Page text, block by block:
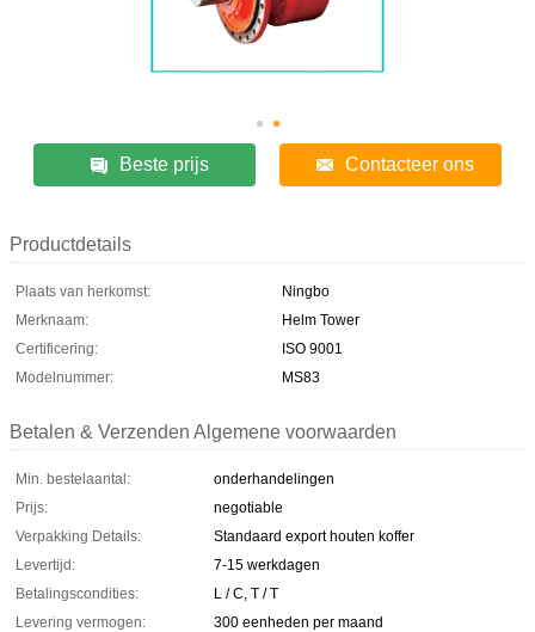
Beste prijs Contacteer ons
Productdetails
Plaats van herkomst:
Ningbo
Merknaam:
Helm Tower
Certificering:
ISO 9001
Modelnummer:
MS83
Betalen & Verzenden Algemene voorwaarden
Min. bestelaantal:
onderhandelingen
Prijs:
negotiable
Verpakking Details:
Standaard export houten koffer
Levertijd:
7-15 werkdagen
Betalingscondities:
L / C, T / T
Levering vermogen:
300 eenheden per maand